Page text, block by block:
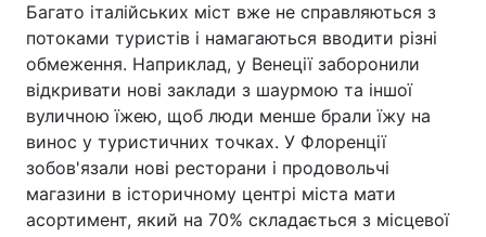
Багато італійських міст вже не справляються з
потоками туристів і намагаються вводити різні
обмеження. Наприклад, у Венеції заборонили
відкривати нові заклади з шаурмою та іншої
вуличною їжею, щоб люди менше брали їжу на
винос у туристичних точках. У Флоренції
зобов'язали нові ресторани і продовольчі
магазини в історичному центрі міста мати
асортимент, який на 70% складається з місцевої